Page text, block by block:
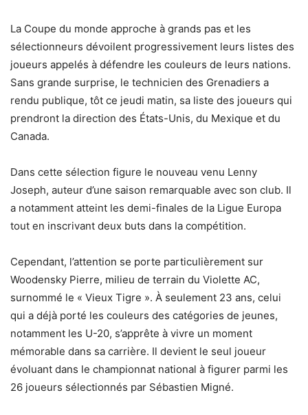
La Coupe du monde approche à grands pas et les
sélectionneurs dévoilent progressivement leurs listes des
joueurs appelés à défendre les couleurs de leurs nations.
Sans grande surprise, le technicien des Grenadiers a
rendu publique, tôt ce jeudi matin, sa liste des joueurs qui
prendront la direction des États-Unis, du Mexique et du
Canada.
Dans cette sélection figure le nouveau venu Lenny
Joseph, auteur d’une saison remarquable avec son club. Il
a notamment atteint les demi-finales de la Ligue Europa
tout en inscrivant deux buts dans la compétition.
Cependant, l’attention se porte particulièrement sur
Woodensky Pierre, milieu de terrain du Violette AC,
surnommé le « Vieux Tigre ». À seulement 23 ans, celui
qui a déjà porté les couleurs des catégories de jeunes,
notamment les U-20, s’apprête à vivre un moment
mémorable dans sa carrière. Il devient le seul joueur
évoluant dans le championnat national à figurer parmi les
26 joueurs sélectionnés par Sébastien Migné.